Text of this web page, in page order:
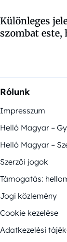
Különleges
szombat este,
Rólunk
Impresszum
Helló Magyar –
Helló Magyar –
Szerzői jogok
Támogatás:
Jogi közlemény
Cookie kezelése
Adatkezelési